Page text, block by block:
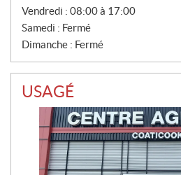
Vendredi : 08:00 à 17:00
Samedi : Fermé
Dimanche : Fermé
USAGÉ